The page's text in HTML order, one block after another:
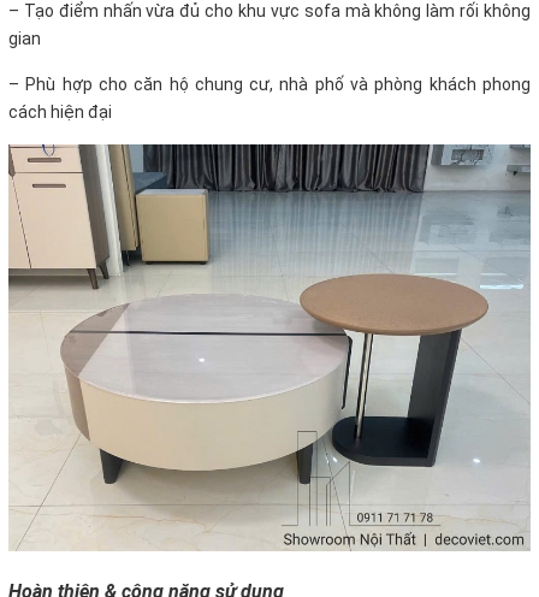
– Tạo điểm nhấn vừa đủ cho khu vực sofa mà không làm rối không
gian
– Phù hợp cho căn hộ chung cư, nhà phố và phòng khách phong
cách hiện đại
Hoàn thiện & công năng sử dụng